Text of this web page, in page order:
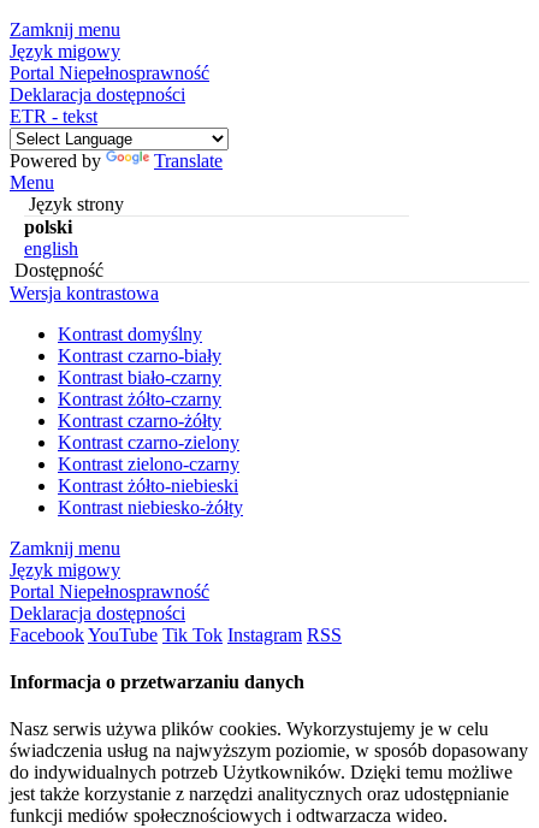
Zamknij menu
Język migowy
Portal Niepełnosprawność
Deklaracja dostępności
ETR - tekst
Powered by
Translate
Menu
Język strony
polski
english
Dostępność
Wersja kontrastowa
Kontrast domyślny
Kontrast czarno-biały
Kontrast biało-czarny
Kontrast żółto-czarny
Kontrast czarno-żółty
Kontrast czarno-zielony
Kontrast zielono-czarny
Kontrast żółto-niebieski
Kontrast niebiesko-żółty
Zamknij menu
Język migowy
Portal Niepełnosprawność
Deklaracja dostępności
FacebookYouTube Tik Tok Instagram RSS
Informacja o przetwarzaniu danych
Nasz serwis używa plików cookies. Wykorzystujemy je w celu
świadczenia usług na najwyższym poziomie, w sposób dopasowany
do indywidualnych potrzeb Użytkowników. Dzięki temu możliwe
jest także korzystanie z narzędzi analitycznych oraz udostępnianie
funkcji mediów społecznościowych i odtwarzacza wideo.